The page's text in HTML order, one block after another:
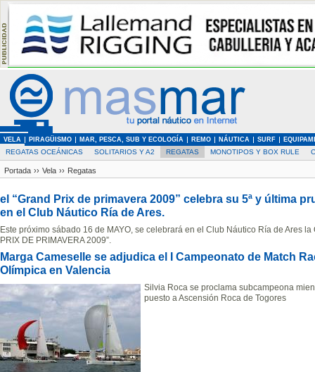
VELA PIRAGÜISMO MAR, PESCA, SUB Y ECOLOGÍA REMO NÁUTICA SURF
REGATAS OCEÁNICAS SOLITARIOS Y A2 REGATAS MONOTIPOS Y BOX RULE
Portada ›› Vela ›› Regatas
el “Grand Prix de primavera 2009” celebra su 5ª y última
en el Club Náutico Ría de Ares.
Este próximo sábado 16 de MAYO, se celebrará en el Club Náutico Ría de Ares la
PRIX DE PRIMAVERA 2009”.
Marga Cameselle se adjudica el I Campeonato de Match
Olímpica en Valencia
Silvia Roca se proclama subcampeona
puesto a Ascensión Roca de Togores